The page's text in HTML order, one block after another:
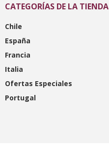
CATEGORÍAS DE LA TIENDA
Chile
España
Francia
Italia
Ofertas Especiales
Portugal